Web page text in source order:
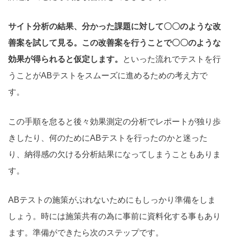
サイト分析の結果、分かった課題に対して〇〇のような改
善案を試して見る。この改善案を行うことで〇〇のような
効果が得られると仮定します。
といった流れでテストを行
うことがABテストをスムーズに進めるための考え方で
す。
この手順を怠ると後々効果測定の分析でレポートが独り歩
きしたり、何のためにABテストを行ったのかと迷った
り、納得感の欠ける分析結果になってしまうこともありま
す。
ABテストの施策がぶれないためにもしっかり準備をしま
しょう。時には施策共有の為に事前に資料化する事もあり
ます。準備ができたら次のステップです。